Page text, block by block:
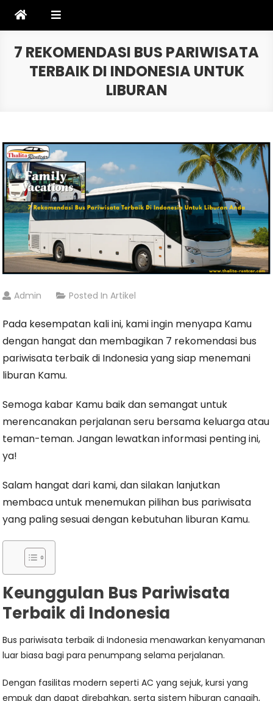
7 REKOMENDASI BUS PARIWISATA
TERBAIK DI INDONESIA UNTUK
LIBURAN
Admin Posted InArtikel
Pada kesempatan kali ini, kami ingin menyapa Kamu
dengan hangat dan membagikan 7 rekomendasi bus
pariwisata terbaik di Indonesia yang siap menemani
liburan Kamu.
Semoga kabar Kamu baik dan semangat untuk
merencanakan perjalanan seru bersama keluarga atau
teman-teman. Jangan lewatkan informasi penting ini,
ya!
Salam hangat dari kami, dan silakan lanjutkan
membaca untuk menemukan pilihan bus pariwisata
yang paling sesuai dengan kebutuhan liburan Kamu.
Keunggulan Bus Pariwisata
Terbaik di Indonesia
Bus pariwisata terbaik di Indonesia menawarkan kenyamanan
luar biasa bagi para penumpang selama perjalanan.
Dengan fasilitas modern seperti AC yang sejuk, kursi yang
empuk dan dapat direbahkan, serta sistem hiburan canggih,